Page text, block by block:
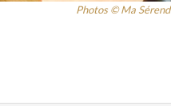
Photos © Ma